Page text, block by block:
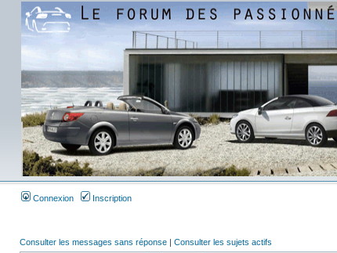
Connexion Inscription
Consulter les messages sans réponse | Consulter les sujets actifs